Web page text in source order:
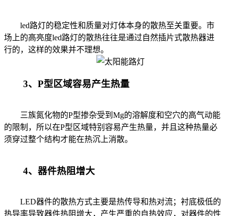
led路灯的稳定性和质量对灯体本身的散热至关重要。市
场上的高亮度led路灯的散热往往是通过自然插片式散热器进
行的，这样的效果并不理想。
3、P型区域容易产生热量
三族氮化物的P型掺杂受到Mg的溶解度和空穴的高气动能
的限制，所以在P型区域特别容易产生热量，并且这种热量必
须穿过整个结构才能在热沉上消散。
4、器件热阻增大
LED器件的散热方式主要是热传导和热对流；衬底极低的
热导率导致器件热阻增大，产生严重的自热效应，对器件的性